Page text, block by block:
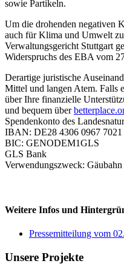
sowie Partikeln.
Um die drohenden negativen
auch für Klima und Umwelt
Verwaltungsgericht Stuttgart
Widerspruchs des EBA vom
Derartige juristische
Mittel und langen Atem. Falls
über Ihre finanzielle
und bequem über
Spendenkonto des
IBAN: DE28 4306 0967 7021
BIC: GENODEM1GLS
GLS Bank
Verwendungszweck: Gäubahn
Weitere Infos und
Pressemitteilung vom
Unsere Projekte